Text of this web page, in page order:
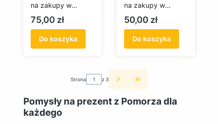
na zakupy w
czec.pl 75 zł
Cena
75,00 zł
Do koszyka
na zakupy w
czec.pl 50 zł
Cena
50,00 zł
Do koszyka
Strona z 3 Przejdź do ostatniej
Pomysły na prezent z Pomorza dla
każdego